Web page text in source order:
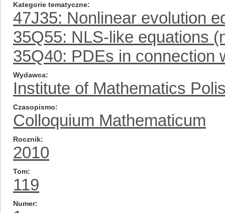
Kategorie tematyczne
47J35: Nonlinear evolution
35Q55: NLS-like equations
35Q40: PDEs in connection
Wydawca
Institute of Mathematics
Czasopismo
Colloquium Mathematicum
Rocznik
2010
Tom
119
Numer